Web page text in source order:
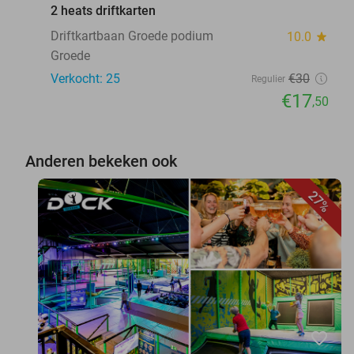
2 heats driftkarten
Driftkartbaan Groede podium
10.0 star
Groede
Verkocht: 25
Regulier €30
€17,50
Anderen bekeken ook
27%
favorite_border